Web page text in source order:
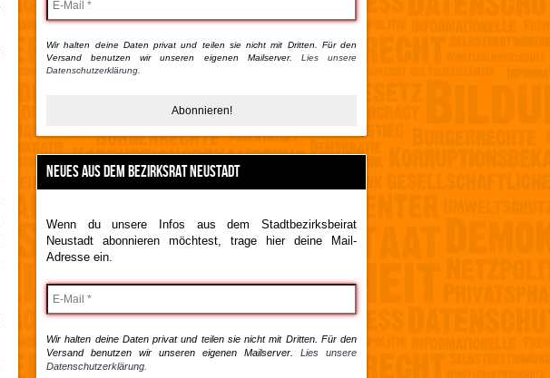
Wir halten deine Daten privat und teilen sie nicht mit Dritten. Für den
Versand benutzen wir unseren eigenen Mailserver. Lies unsere
Datenschutzerklärung.
NEUES AUS DEM BEZIRKSRAT NEUSTADT
Wenn du unsere Infos aus dem Stadtbezirksbeirat
Neustadt abonnieren möchtest, trage hier deine Mail-
Adresse ein.
Wir halten deine Daten privat und teilen sie nicht mit Dritten. Für den
Versand benutzen wir unseren eigenen Mailserver. Lies unsere
Datenschutzerklärung.